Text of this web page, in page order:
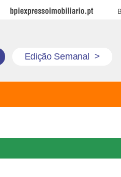
BPI Expresso Imobiliário
Edição Semanal >